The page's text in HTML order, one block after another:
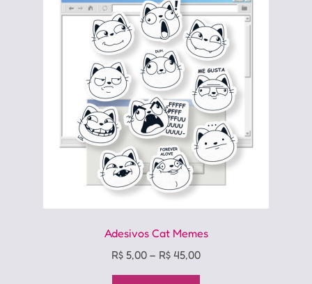
Adesivos Cat Memes
R$ 5,00 – R$ 45,00Price